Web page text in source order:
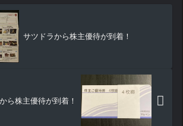
サツドラから株主優待が到着！
ら株主優待が到着！